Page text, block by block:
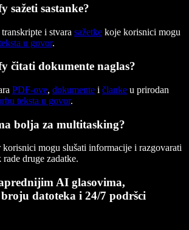
sažeti sastanke?
i stvara sažetke koje korisnici mogu
u govor.
čitati dokumente naglas?
PDF-ove, dokumente i članke u prirodan
teksta u govor.
bolja za multitasking?
mogu slušati informacije i razgovarati
druge zadatke.
AI glasovima,
datoteka i 24/7 podršci